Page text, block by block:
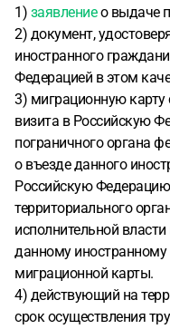
1) заявлениео выдаче
2) документ,
иностранного
Федерацией в этом
3) миграционную карту
визита в Российскую
пограничного органа
о въезде данного
Российскую
территориального
исполнительной
данному
миграционной карты.
4) действующий на
срок осуществления